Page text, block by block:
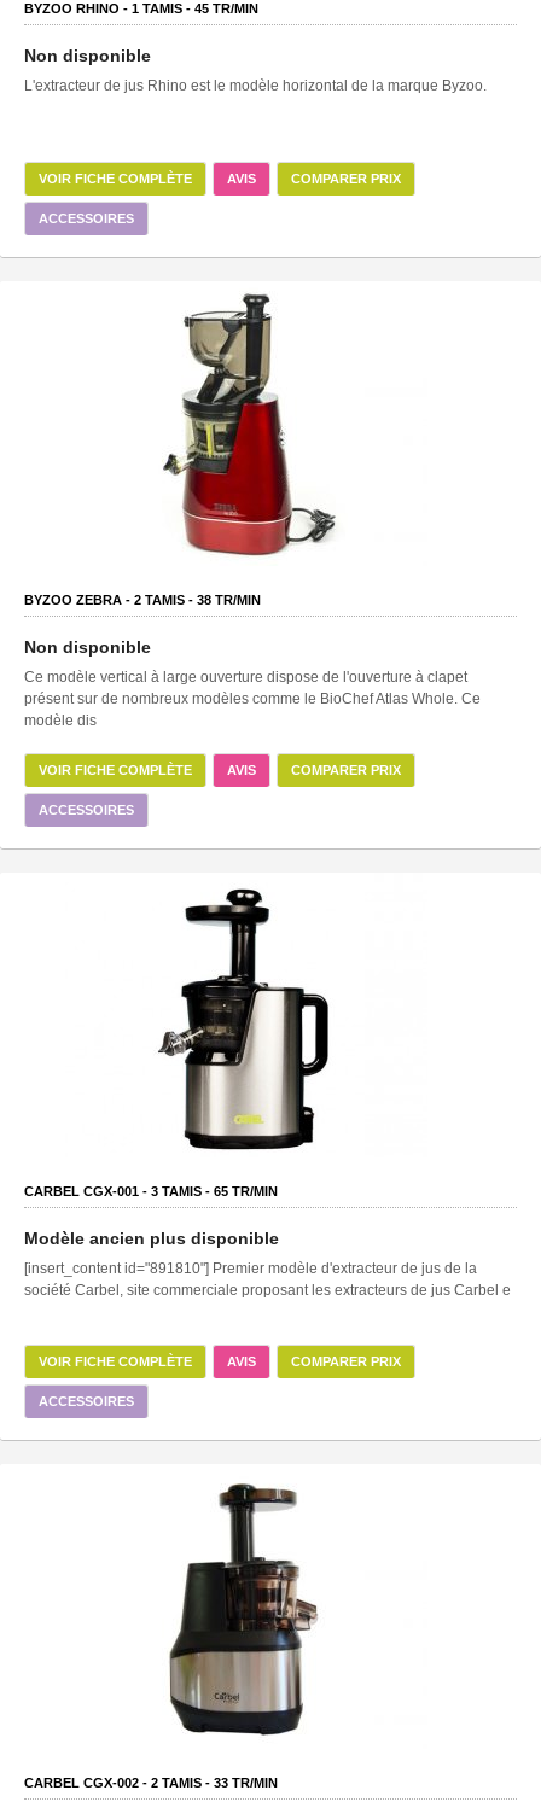
BYZOO RHINO - 1 TAMIS - 45 TR/MIN
Non disponible
L'extracteur de jus Rhino est le modèle horizontal de la marque Byzoo.
VOIR FICHE COMPLÈTE AVIS COMPARER PRIX
ACCESSOIRES
BYZOO ZEBRA - 2 TAMIS - 38 TR/MIN
Non disponible
Ce modèle vertical à large ouverture dispose de l'ouverture à clapet
présent sur de nombreux modèles comme le BioChef Atlas Whole. Ce
modèle dis
VOIR FICHE COMPLÈTE AVIS COMPARER PRIX
ACCESSOIRES
CARBEL CGX-001 - 3 TAMIS - 65 TR/MIN
Modèle ancien plus disponible
[insert_content id="891810"] Premier modèle d'extracteur de jus de la
société Carbel, site commerciale proposant les extracteurs de jus Carbel e
VOIR FICHE COMPLÈTE AVIS COMPARER PRIX
ACCESSOIRES
CARBEL CGX-002 - 2 TAMIS - 33 TR/MIN